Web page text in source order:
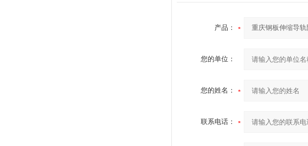
产品：
您的单位：
您的姓名：
联系电话：